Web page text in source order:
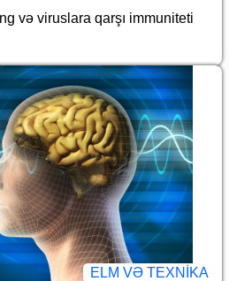
və viruslara qarşı immuniteti
ELM VƏ TEXNIKA